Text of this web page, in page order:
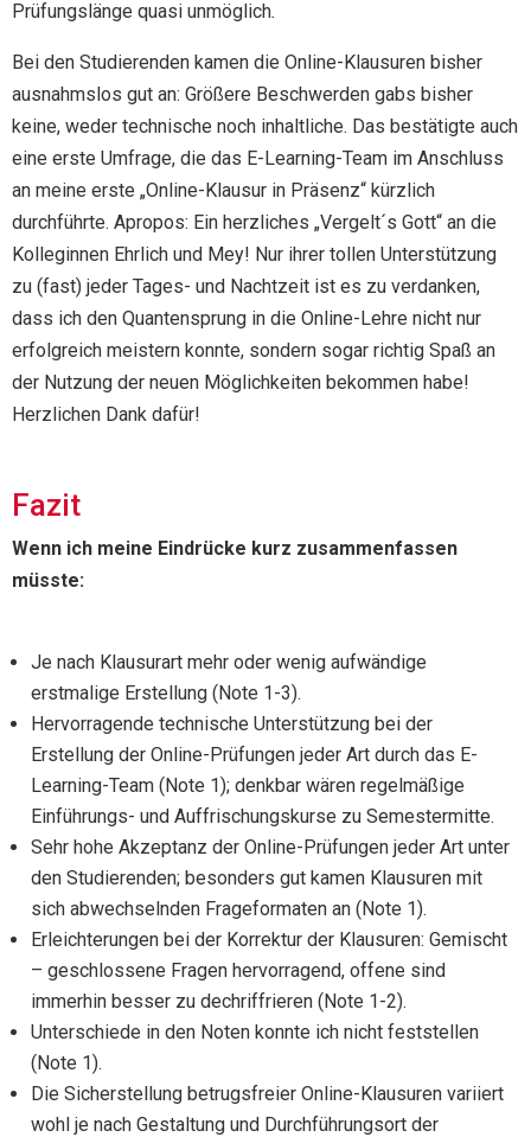
Prüfungslänge quasi unmöglich.
Bei den Studierenden kamen die Online-Klausuren bisher
ausnahmslos gut an: Größere Beschwerden gabs bisher
keine, weder technische noch inhaltliche. Das bestätigte auch
eine erste Umfrage, die das E-Learning-Team im Anschluss
an meine erste „Online-Klausur in Präsenz“ kürzlich
durchführte. Apropos: Ein herzliches „Vergelt´s Gott“ an die
Kolleginnen Ehrlich und Mey! Nur ihrer tollen Unterstützung
zu (fast) jeder Tages- und Nachtzeit ist es zu verdanken,
dass ich den Quantensprung in die Online-Lehre nicht nur
erfolgreich meistern konnte, sondern sogar richtig Spaß an
der Nutzung der neuen Möglichkeiten bekommen habe!
Herzlichen Dank dafür!
Fazit
Wenn ich meine Eindrücke kurz zusammenfassen
müsste:
Je nach Klausurart mehr oder wenig aufwändige
erstmalige Erstellung (Note 1-3).
Hervorragende technische Unterstützung bei der
Erstellung der Online-Prüfungen jeder Art durch das E-
Learning-Team (Note 1); denkbar wären regelmäßige
Einführungs- und Auffrischungskurse zu Semestermitte.
Sehr hohe Akzeptanz der Online-Prüfungen jeder Art unter
den Studierenden; besonders gut kamen Klausuren mit
sich abwechselnden Frageformaten an (Note 1).
Erleichterungen bei der Korrektur der Klausuren: Gemischt
– geschlossene Fragen hervorragend, offene sind
immerhin besser zu dechriffrieren (Note 1-2).
Unterschiede in den Noten konnte ich nicht feststellen
(Note 1).
Die Sicherstellung betrugsfreier Online-Klausuren variiert
wohl je nach Gestaltung und Durchführungsort der